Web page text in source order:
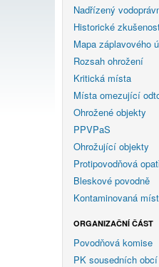
Nadřízený
Historické
Mapa záplavového
Rozsah ohrožení
Kritická místa
Místa omezující
Ohrožené objekty
PPVPaS
Ohrožující objekty
Protipovodňová
Bleskové povodně
Kontaminovaná
ORGANIZAČNÍ ČÁST
Povodňová komise
PK sousedních obcí